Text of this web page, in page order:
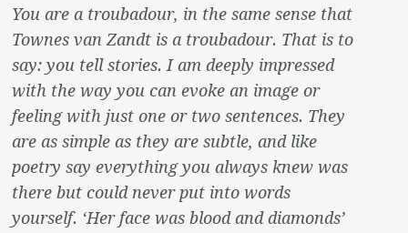
You are a troubadour, in the same sense that
Townes van Zandt is a troubadour. That is to
say: you tell stories. I am deeply impressed
with the way you can evoke an image or
feeling with just one or two sentences. They
are as simple as they are subtle, and like
poetry say everything you always knew was
there but could never put into words
yourself. ‘Her face was blood and diamonds’